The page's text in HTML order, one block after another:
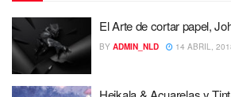
El Arte de cortar papel,
BY ADMIN_NLD 14 ABRIL,